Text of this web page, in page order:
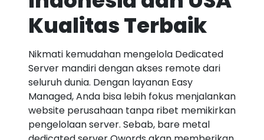
Kualitas Terbaik
Nikmati kemudahan mengelola Dedicated
Server mandiri dengan akses remote dari
seluruh dunia. Dengan layanan Easy
Managed, Anda bisa lebih fokus menjalankan
website perusahaan tanpa ribet memikirkan
pengelolaan server. Sebab, bare metal